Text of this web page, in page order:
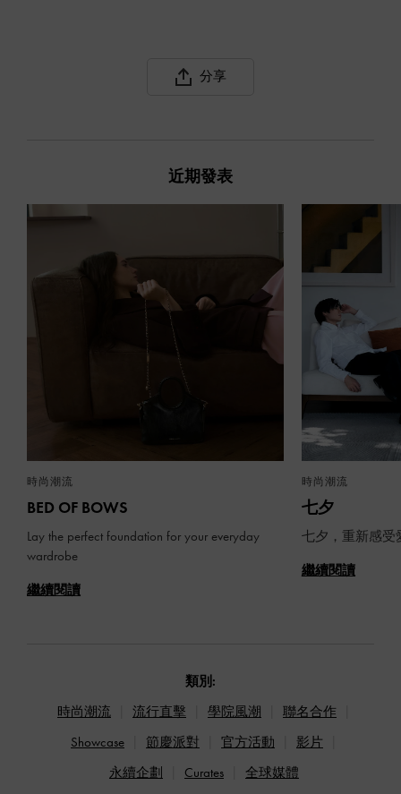
分享
近期發表
時尚潮流
BED OF BOWS
Lay the perfect foundation for your everyday
wardrobe
繼續閱讀
時尚潮流
七夕
七夕，重新感受
繼續閱讀
類別:
時尚潮流
流行直擊 學院風潮
聯名合作
Showcase
節慶派對 官方活動
影片
永續企劃
Curates 全球媒體